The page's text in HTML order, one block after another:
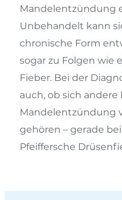
Mandelentzündung
Unbehandelt kann
chronische Form
sogar zu Folgen wie
Fieber. Bei der
auch, ob sich
Mandelentzündung
gehören – gerade
Pfeiffersche